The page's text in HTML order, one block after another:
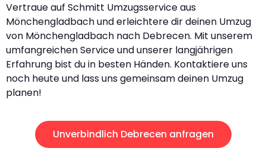
Vertraue auf Schmitt Umzugsservice aus
Mönchengladbach und erleichtere dir deinen Umzug
von Mönchengladbach nach Debrecen. Mit unserem
umfangreichen Service und unserer langjährigen
Erfahrung bist du in besten Händen. Kontaktiere uns
noch heute und lass uns gemeinsam deinen Umzug
planen!
Unverbindlich Debrecen anfragen